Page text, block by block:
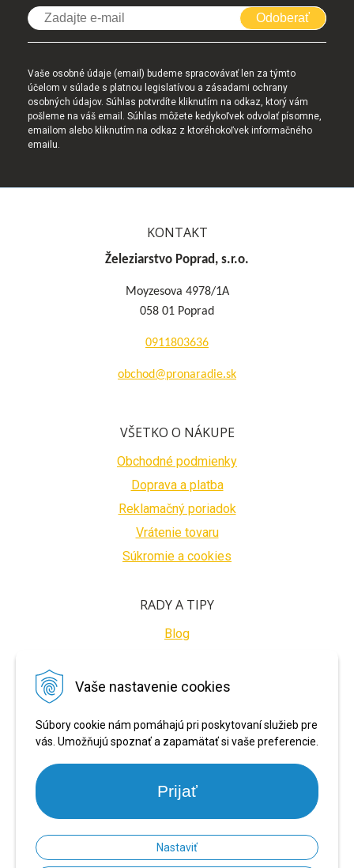
Vaše nastavenie cookies
Súbory cookie nám pomáhajú pri poskytovaní služieb pre
vás. Umožňujú spoznať a zapamätať si vaše preferencie.
Prijať
Nastaviť
Odoberať
Vaše osobné údaje (email) budeme spracovávať len za týmto
účelom v súlade s platnou legislatívou a zásadami ochrany
osobných údajov. Súhlas potvrdíte kliknutím na odkaz, ktorý vám
pošleme na váš email. Súhlas môžete kedykoľvek odvolať písomne,
emailom alebo kliknutím na odkaz z ktoréhokoľvek informačného
emailu.
KONTAKT
Železiarstvo Poprad, s.r.o.
Moyzesova 4978/1A
058 01 Poprad
0911803636
obchod@pronaradie.sk
VŠETKO O NÁKUPE
Obchodné podmienky
Doprava a platba
Reklamačný poriadok
Vrátenie tovaru
Súkromie a cookies
RADY A TIPY
Blog
BEZPEČNÉ PLATBY